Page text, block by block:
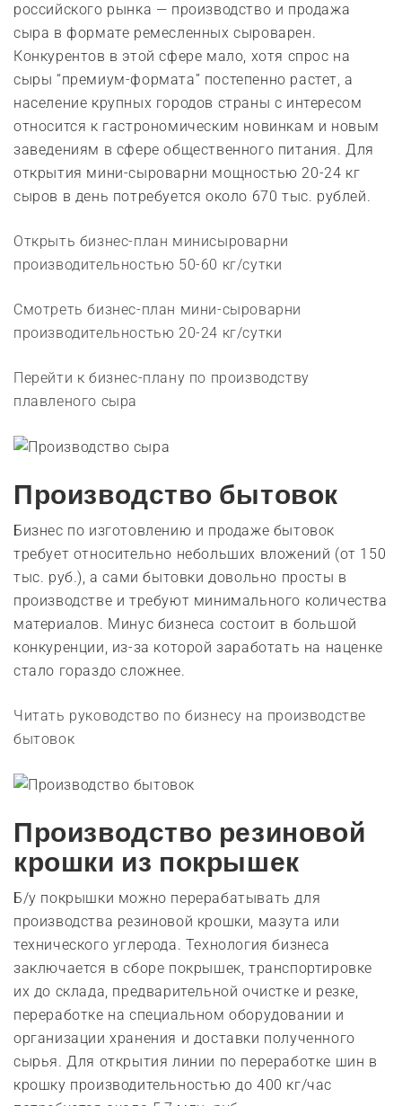
российского рынка — производство и продажа
сыра в формате ремесленных сыроварен.
Конкурентов в этой сфере мало, хотя спрос на
сыры “премиум-формата” постепенно растет, а
население крупных городов страны с интересом
относится к гастрономическим новинкам и новым
заведениям в сфере общественного питания. Для
открытия мини-сыроварни мощностью 20-24 кг
сыров в день потребуется около 670 тыс. рублей.
Открыть бизнес-план минисыроварни
производительностью 50-60 кг/сутки
Смотреть бизнес-план мини-сыроварни
производительностью 20-24 кг/сутки
Перейти к бизнес-плану по производству
плавленого сыра
Производство бытовок
Бизнес по изготовлению и продаже бытовок
требует относительно небольших вложений (от 150
тыс. руб.), а сами бытовки довольно просты в
производстве и требуют минимального количества
материалов. Минус бизнеса состоит в большой
конкуренции, из-за которой заработать на наценке
стало гораздо сложнее.
Читать руководство по бизнесу на производстве
бытовок
Производство резиновой
крошки из покрышек
Б/у покрышки можно перерабатывать для
производства резиновой крошки, мазута или
технического углерода. Технология бизнеса
заключается в сборе покрышек, транспортировке
их до склада, предварительной очистке и резке,
переработке на специальном оборудовании и
организации хранения и доставки полученного
сырья. Для открытия линии по переработке шин в
крошку производительностью до 400 кг/час